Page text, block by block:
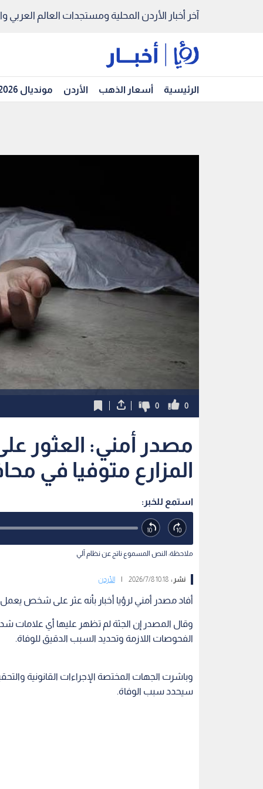
آخر أخبار الأردن المحلية ومستجدات العالم العربي
الرئيسية أسعار الذهب الأردن مونديال 2026
0
0
مصدر أمني: العثور
المزارع متوفيا في
استمع للخبر:
ملاحظة: النص المسموع ناتج عن نظام آلي
نشر :10:18 2026/7/8
| الأردن
أفاد مصدر أمني لرؤيا أخبار بأنه عثر على شخص
وقال المصدر إن الجثة لم تظهر عليها أي علامات
الفحوصات اللازمة وتحديد السبب الدقيق للوفاة.
وباشرت الجهات المختصة الإجراءات القانونية
سيحدد سبب الوفاة.